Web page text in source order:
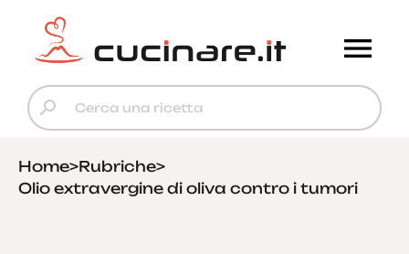
Home>Rubriche>
Olio extravergine di oliva contro i tumori